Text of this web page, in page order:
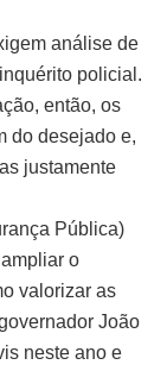
análise de
policial.
então, os
do desejado e,
justamente
Pública)
o
valorizar as
João
neste ano e